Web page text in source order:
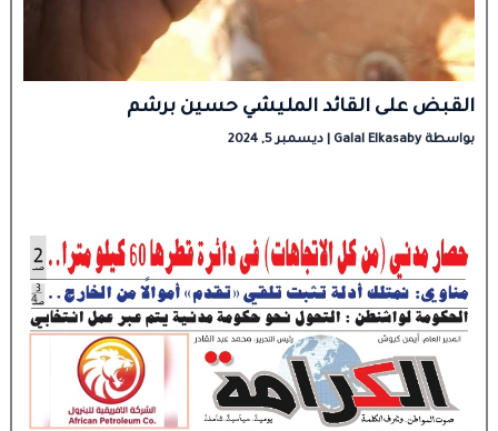
القبض على القائد المليشي حسين برشم
بواسطة Galal Elkasaby ديسمبر 5, 2024